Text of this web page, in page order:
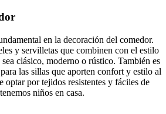
en la decoración del comedor.
y servilletas que combinen con el estilo
clásico, moderno o rústico. También es
las sillas que aporten confort y estilo al
optar por tejidos resistentes y fáciles de
niños en casa.